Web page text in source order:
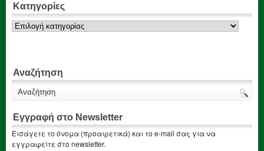
Κατηγορίες
Κατηγορίες
Αναζήτηση
Εγγραφή στο Newsletter
Εισάγετε το όνομα (προαιρετικά) και το e-mail σας για να
εγγραφείτε στο newsletter.